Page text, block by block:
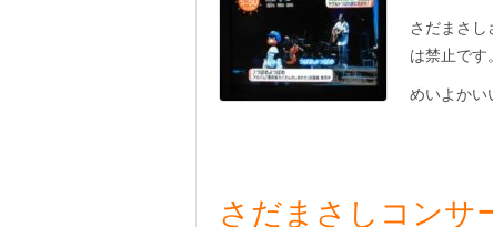
さだまさ
は禁止で
めいよかい
さだまさしコンサ